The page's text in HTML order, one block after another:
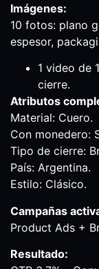
Imágenes:
10 fotos: plano
espesor,
1 video de
cierre.
Atributos
Material: Cuero.
Con monedero:
Tipo de cierre:
País: Argentina.
Estilo: Clásico.
Campañas
Product Ads +
Resultado: